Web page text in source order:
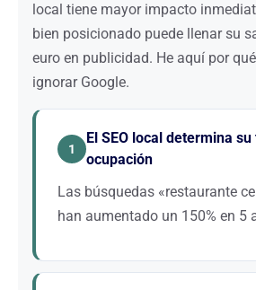
local tiene mayor impacto
bien posicionado puede llenar su
euro en publicidad. He aquí por
ignorar Google.
1
El SEO local determina
ocupación
Las búsquedas «restaurante
han aumentado un 150% en 5
Su clientela potencial vive o trabaja